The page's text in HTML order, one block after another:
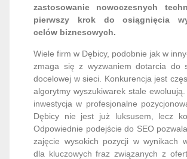
zastosowanie nowoczesnych
pierwszy krok do osiągnięcia
celów biznesowych.
Wiele firm w Dębicy, podobnie jak w
zmaga się z wyzwaniem dotarcia do
docelowej w sieci. Konkurencja jest
algorytmy wyszukiwarek stale ewoluują.
inwestycja w profesjonalne
Dębicy nie jest już luksusem, lecz
Odpowiednie podejście do SEO
zajęcie wysokich pozycji w wynikach
dla kluczowych fraz związanych z